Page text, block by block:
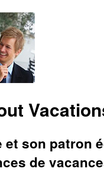
et son patron
de